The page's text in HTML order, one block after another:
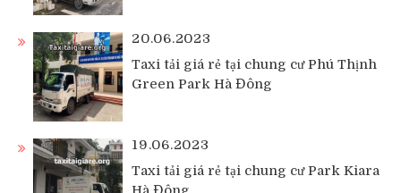
20.06.2023
Taxi tải giá rẻ tại chung cư Phú Thịnh
Green Park Hà Đông
19.06.2023
Taxi tải giá rẻ tại chung cư Park Kiara